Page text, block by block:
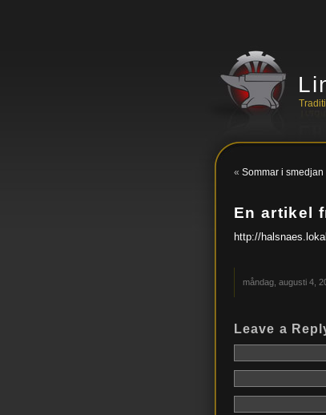
« Sommar i smedjan
En artikel
http://
måndag, augusti 4,
Leave a